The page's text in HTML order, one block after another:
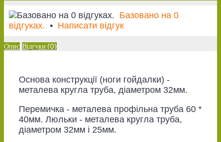
Базовано на 0
відгуках. • Написати відгук
Опис Відгуки (0)
Основа конструкції (ноги гойдалки) -
металева кругла труба, діаметром 32мм.
Перемичка - металева профільна труба 60 *
40мм. Люльки - металева кругла труба,
діаметром 32мм і 25мм.